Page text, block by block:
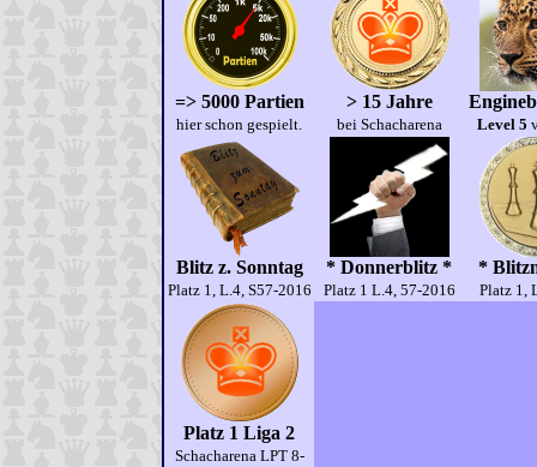
=> 5000 Partien
hier schon gespielt.
> 15 Jahre
bei Schacharena Level 5
Blitz z. Sonntag
Platz 1, L.4, S57-2016
* Donnerblitz *
Platz 1 L.4, 57-2016
*
Platz 1,
Platz 1 Liga 2
Schacharena LPT 8-